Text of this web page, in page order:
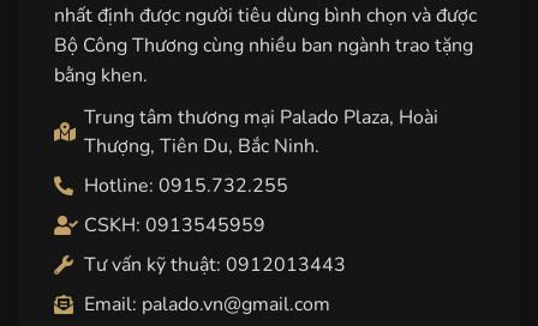
nhất định được người tiêu dùng bình chọn và được
Bộ Công Thương cùng nhiều ban ngành trao tặng
bằng khen.
Trung tâm thương mại Palado Plaza, Hoài
Thượng, Tiên Du, Bắc Ninh.
Hotline: 0915.732.255
CSKH: 0913545959
Tư vấn kỹ thuật: 0912013443
Email: palado.vn@gmail.com